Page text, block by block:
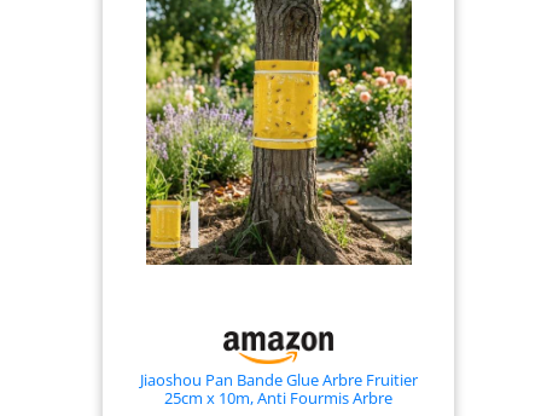
pour la protection de vos cultures - Utilisable en
agriculture biologique APPLICATION FACILE ET
PRÊT À L'EMPLOI : Format pratique de 150g -
S'applique directement sur le tronc des arbres à
hauteur de 80-100 cm du sol - Pas de préparation
nécessaire UTILISABLE TOUTE L'ANNÉE :
Particulièrement recommandée à l'automne
(octobre-novembre) et au printemps (février-
mars) pour protéger vos pommiers, cerisiers,
pruniers et autres arbres fruitiers des invasions
d'insectes saisonnières
Jiaoshou Pan Bande Glue Arbre Fruitier
25cm x 10m, Anti Fourmis Arbre